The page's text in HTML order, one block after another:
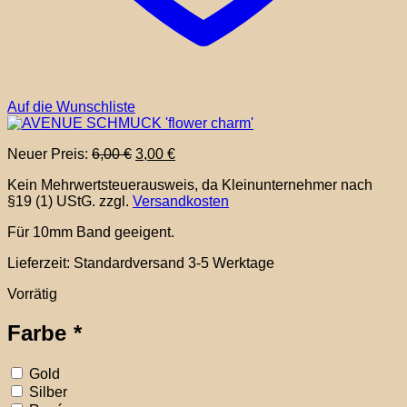
Auf die Wunschliste
Neuer Preis: 6,00€ Ursprünglicher
war:
6,00 €
3,00 €Aktueller
ist:
3,00 €.
Kein Mehrwertsteuerausweis, da Kleinunternehmer nach
§19 (1) UStG. zzgl. Versandkosten
Für 10mm Band geeigent.
Lieferzeit: Standardversand 3-5 Werktage
Vorrätig
Farbe *
Gold
Silber